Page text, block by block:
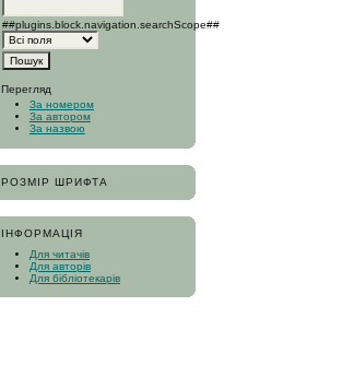
##plugins.block.navigation.searchScope##
Перегляд
За номером
За автором
За назвою
РОЗМІР ШРИФТА
ІНФОРМАЦІЯ
Для читачів
Для авторів
Для бібліотекарів